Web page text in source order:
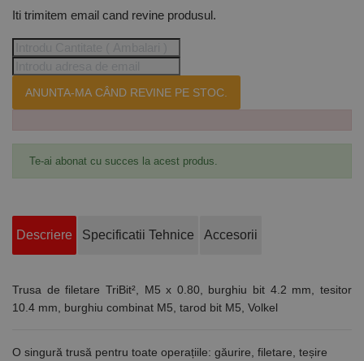
Iti trimitem email cand revine produsul.
ANUNTA-MA CÂND REVINE PE STOC.
Te-ai abonat cu succes la acest produs.
Descriere Specificatii Tehnice Accesorii
Trusa de filetare TriBit², M5 x 0.80, burghiu bit 4.2 mm, tesitor
10.4 mm, burghiu combinat M5, tarod bit M5, Volkel
O singură trusă pentru toate operațiile: găurire, filetare, teșire